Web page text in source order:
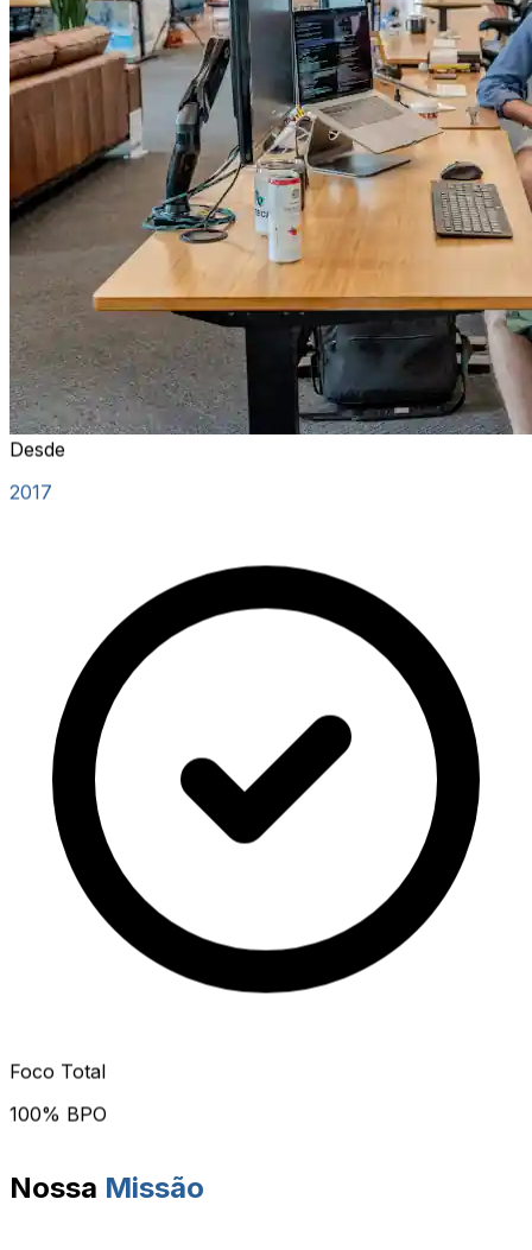
Desde
2017
Foco Total
100% BPO
Nossa Missão